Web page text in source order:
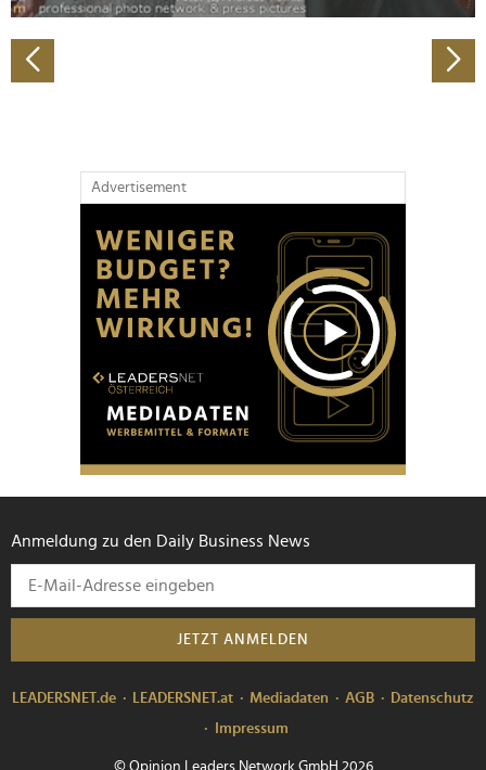
haben oder die sie im Rahmen Ihrer Nutzung der Dienste
gesammelt haben.
Advertisement
Anmeldung zu den Daily Business News
JETZT ANMELDEN
LEADERSNET.de LEADERSNET.at Mediadaten AGB
Datenschutz
Impressum